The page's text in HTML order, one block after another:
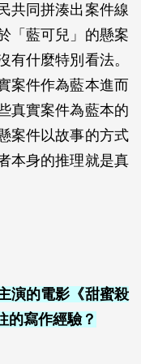
共同拼湊出案件線
「藍可兒」的懸案
有什麼特別看法。
案件作為藍本進而
真實案件為藍本的
案件以故事的方式
本身的推理就是真
演的電影《甜蜜殺
的寫作經驗？